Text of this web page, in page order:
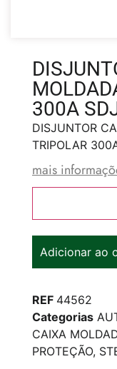
300A
DISJUNTOR
TRIPOLAR
mais
Adicionar ao
REF 44562
Categorias
CAIXA
PROTEÇÃO,